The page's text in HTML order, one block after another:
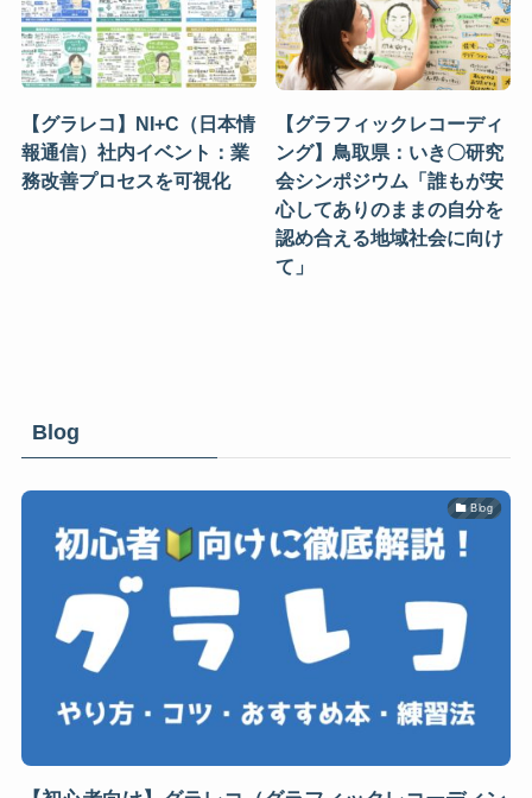
【グラレコ】NI+C（日本情
報通信）社内イベント：業
務改善プロセスを可視化
【グラフィックレコーディ
ング】鳥取県：いき〇研究
会シンポジウム「誰もが安
心してありのままの自分を
認め合える地域社会に向け
て」
Blog
Blog